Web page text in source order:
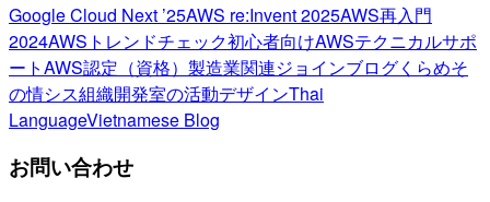
Google Cloud Next ’25AWS re:Invent 2025AWS再入門
2024AWSトレンドチェック初心者向けAWSテクニカルサポ
ートAWS認定（資格） 製造業関連ジョインブログくらめそ
の情シス組織開発室の活動デザインThai
LanguageVietnamese Blog
お問い合わせ